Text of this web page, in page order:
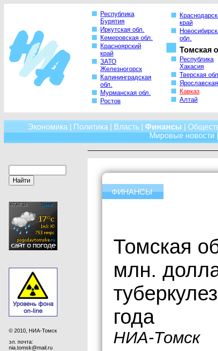
Республика
Бурятия
Иркутская обл.
Кемеровская обл.
Красноярский
край
ЗАТО
Железногорск
Калининградская
обл.
Мурманская обл.
Ростов
край
обл.
Томская
Республика
Хакасия
Тверская
Кавказ
Алтай
Экономика Политика Власть| Финансы
Мировые новости
© 2010, НИА-Томск
эл. почта:
nia.tomsk@mail.ru
Томская
млн.
года
НИА-Томск